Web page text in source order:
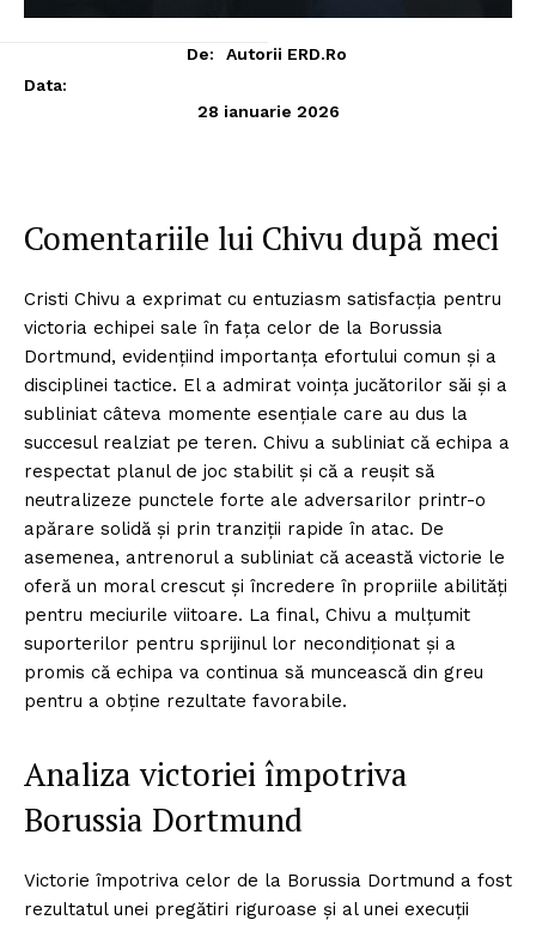
De:
Autorii ERD.ro
Data:
28 ianuarie 2026
Comentariile lui Chivu după meci
Cristi Chivu a exprimat cu entuziasm satisfacția pentru
victoria echipei sale în fața celor de la Borussia
Dortmund, evidențiind importanța efortului comun și a
disciplinei tactice. El a admirat voința jucătorilor săi și a
subliniat câteva momente esențiale care au dus la
succesul realziat pe teren. Chivu a subliniat că echipa a
respectat planul de joc stabilit și că a reușit să
neutralizeze punctele forte ale adversarilor printr-o
apărare solidă și prin tranziții rapide în atac. De
asemenea, antrenorul a subliniat că această victorie le
oferă un moral crescut și încredere în propriile abilități
pentru meciurile viitoare. La final, Chivu a mulțumit
suporterilor pentru sprijinul lor necondiționat și a
promis că echipa va continua să muncească din greu
pentru a obține rezultate favorabile.
Analiza victoriei împotriva
Borussia Dortmund
Victorie împotriva celor de la Borussia Dortmund a fost
rezultatul unei pregătiri riguroase și al unei execuții